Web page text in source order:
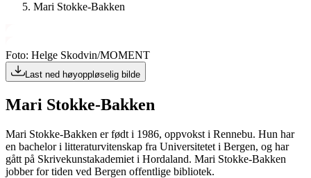
Mari Stokke-Bakken
Foto: Helge Skodvin/MOMENT
Last ned høyoppløselig bilde
Mari Stokke-Bakken
Mari Stokke-Bakken er født i 1986, oppvokst i Rennebu. Hun har
en bachelor i litteraturvitenskap fra Universitetet i Bergen, og har
gått på Skrivekunstakademiet i Hordaland. Mari Stokke-Bakken
jobber for tiden ved Bergen offentlige bibliotek.